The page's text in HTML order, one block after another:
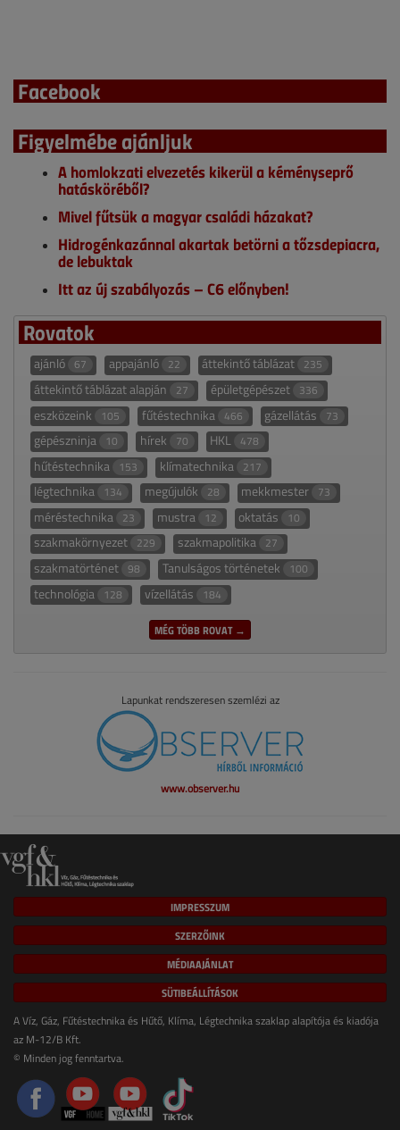
Facebook
Figyelmébe ajánljuk
A homlokzati elvezetés kikerül a kéményseprő
hatásköréből?
Mivel fűtsük a magyar családi házakat?
Hidrogénkazánnal akartak betörni a tőzsdepiacra,
de lebuktak
Itt az új szabályozás – C6 előnyben!
Rovatok
ajánló 67 appajánló 22 áttekintő táblázat 235
áttekintő táblázat alapján 27 épületgépészet 336
eszközeink 105 fűtéstechnika 466 gázellátás 73
gépészninja 10 hírek 70 HKL 478
hűtéstechnika 153 klímatechnika 217
légtechnika 134 megújulók 28 mekkmester 73
méréstechnika 23 mustra 12 oktatás 10
szakmakörnyezet 229 szakmapolitika 27
szakmatörténet 98 Tanulságos történetek 100
technológia 128 vízellátás 184
MÉG TÖBB ROVAT →
Lapunkat rendszeresen szemlézi az
www.observer.hu
IMPRESSZUM
SZERZŐINK
MÉDIAAJÁNLAT
SÜTIBEÁLLÍTÁSOK
A Víz, Gáz, Fűtéstechnika és Hűtő, Klíma, Légtechnika szaklap alapítója és kiadója
az M-12/B Kft.
© Minden jog fenntartva.